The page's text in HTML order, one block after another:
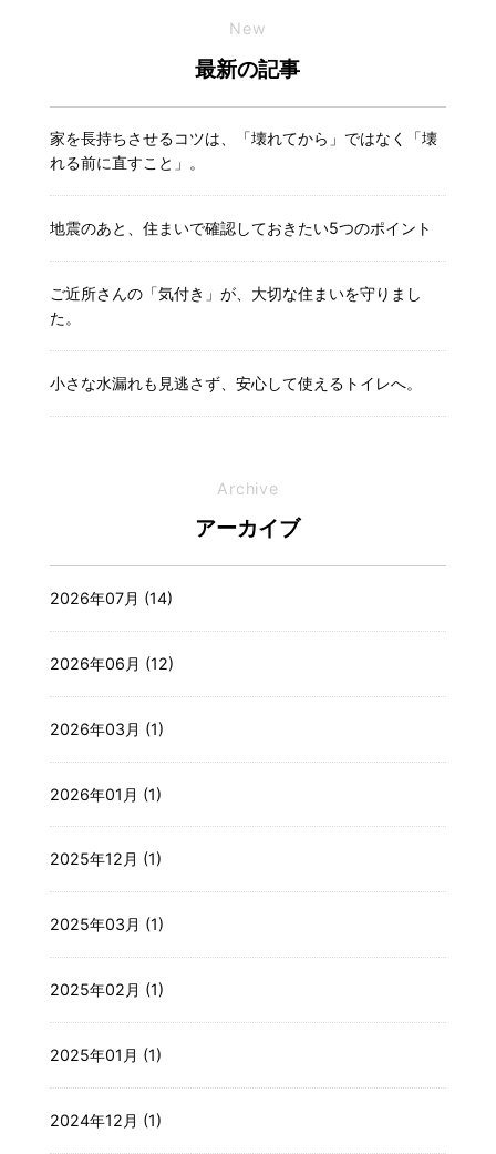
New
最新の記事
家を長持ちさせるコツは、「壊れてから」ではなく「壊
れる前に直すこと」。
地震のあと、住まいで確認しておきたい5つのポイント
ご近所さんの「気付き」が、大切な住まいを守りまし
た。
小さな水漏れも見逃さず、安心して使えるトイレへ。
Archive
アーカイブ
2026年07月 (14)
2026年06月 (12)
2026年03月 (1)
2026年01月 (1)
2025年12月 (1)
2025年03月 (1)
2025年02月 (1)
2025年01月 (1)
2024年12月 (1)